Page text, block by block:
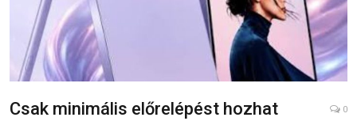
Csak minimális előrelépést hozhat
0